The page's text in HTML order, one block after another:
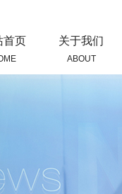
首页 关于我们
ABOUT